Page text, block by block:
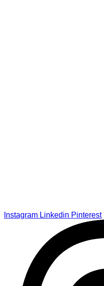
Instagram Linkedin Pinterest